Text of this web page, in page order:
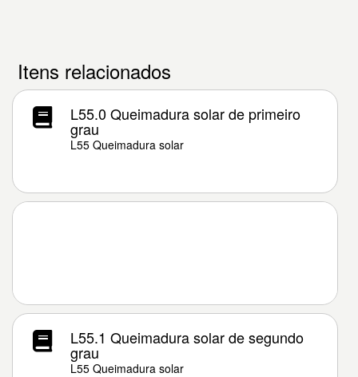
Itens relacionados
L55.0 Queimadura solar de primeiro
grau
L55 Queimadura solar
L55.1 Queimadura solar de segundo
grau
L55 Queimadura solar